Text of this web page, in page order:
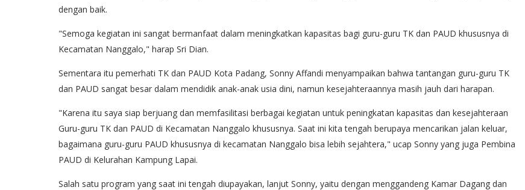
dengan baik.
"Semoga kegiatan ini sangat bermanfaat dalam meningkatkan kapasitas bagi guru-guru TK dan PAUD khususnya di
Kecamatan Nanggalo," harap Sri Dian.
Sementara itu pemerhati TK dan PAUD Kota Padang, Sonny Affandi menyampaikan bahwa tantangan guru-guru TK
dan PAUD sangat besar dalam mendidik anak-anak usia dini, namun kesejahteraannya masih jauh dari harapan.
"Karena itu saya siap berjuang dan memfasilitasi berbagai kegiatan untuk peningkatan kapasitas dan kesejahteraan
Guru-guru TK dan PAUD di Kecamatan Nanggalo khususnya. Saat ini kita tengah berupaya mencarikan jalan keluar,
bagaimana guru-guru PAUD khususnya di kecamatan Nanggalo bisa lebih sejahtera," ucap Sonny yang juga Pembina
PAUD di Kelurahan Kampung Lapai.
Salah satu program yang saat ini tengah diupayakan, lanjut Sonny, yaitu dengan menggandeng Kamar Dagang dan